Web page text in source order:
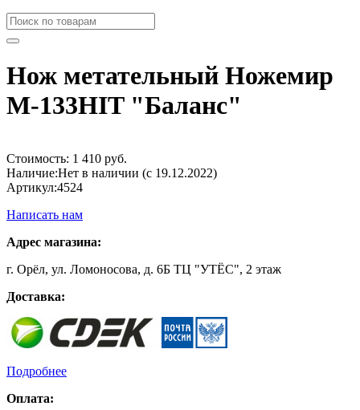
Нож метательный Ножемир
M-133HIT "Баланс"
Стоимость: 1 410 руб.
Наличие:Нет в наличии (с 19.12.2022)
Артикул:4524
Написать нам
Адрес магазина:
г. Орёл, ул. Ломоносова, д. 6Б ТЦ "УТЁС", 2 этаж
Доставка:
Подробнее
Оплата: